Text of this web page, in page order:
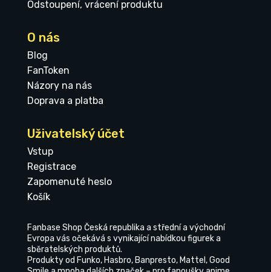
Odstoupení, vrácení produktu
O nás
Blog
FanToken
Názory na nás
Doprava a platba
Uživatelský účet
Vstup
Registrace
Zapomenuté heslo
Košík
Fanbase Shop Česká republika a střední a východní
Evropa vás očekává s vynikající nabídkou figurek a
sběratelských produktů.
Produkty od Funko, Hasbro, Banpresto, Mattel, Good